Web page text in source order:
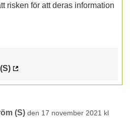
risken för att deras information
(S) den 17 november 2021 kl